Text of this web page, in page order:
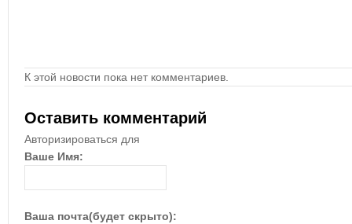
К этой новости пока нет комментариев.
Оставить комментарий
Авторизироваться для
Ваше Имя:
Ваша почта(будет скрыто):